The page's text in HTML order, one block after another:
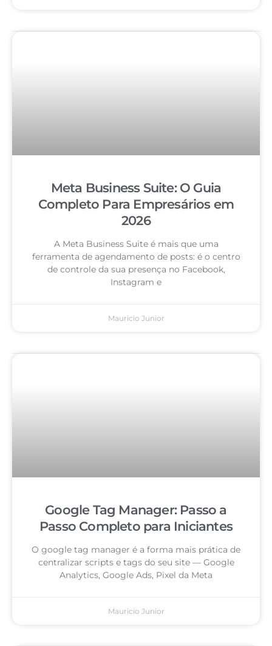
Meta Business Suite: O Guia
Completo Para Empresários em
2026
A Meta Business Suite é mais que uma
ferramenta de agendamento de posts: é o centro
de controle da sua presença no Facebook,
Instagram e
Mauricio Junior
Google Tag Manager: Passo a
Passo Completo para Iniciantes
O google tag manager é a forma mais prática de
centralizar scripts e tags do seu site — Google
Analytics, Google Ads, Pixel da Meta
Mauricio Junior